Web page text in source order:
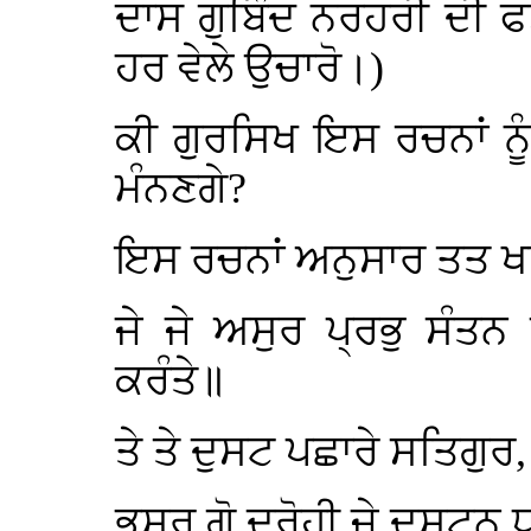
ਦਾਸ ਗੁਬਿੰਦ ਨਰਹਰੀ ਦੀ
ਹਰ ਵੇਲੇ ਉਚਾਰੋ।)
ਕੀ ਗੁਰਸਿਖ ਇਸ ਰਚਨਾਂ
ਮੰਨਣਗੇ?
ਇਸ ਰਚਨਾਂ ਅਨੁਸਾਰ ਤਤ
ਜੇ ਜੇ ਅਸੁਰ ਪ੍ਰਭੁ ਸੰਤਨ
ਕਰੰਤੇ॥
ਤੇ ਤੇ ਦੁਸਟ ਪਛਾਰੇ